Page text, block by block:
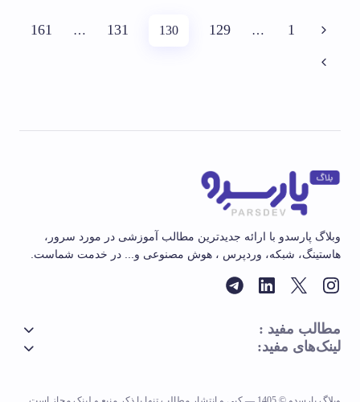
1
…
129
130
131
…
161
وبلاگ پارسدو با ارائه جدیدترین مطالب آموزشی در مورد سرور،
هاستینگ، شبکه، وردپرس ، هوش مصنوعی و... در خدمت شماست.
مطالب مفید :
لینک‌های مفید: